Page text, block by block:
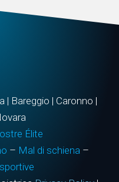
| Bareggio | Caronno |
Élite
– Mal di schiena–